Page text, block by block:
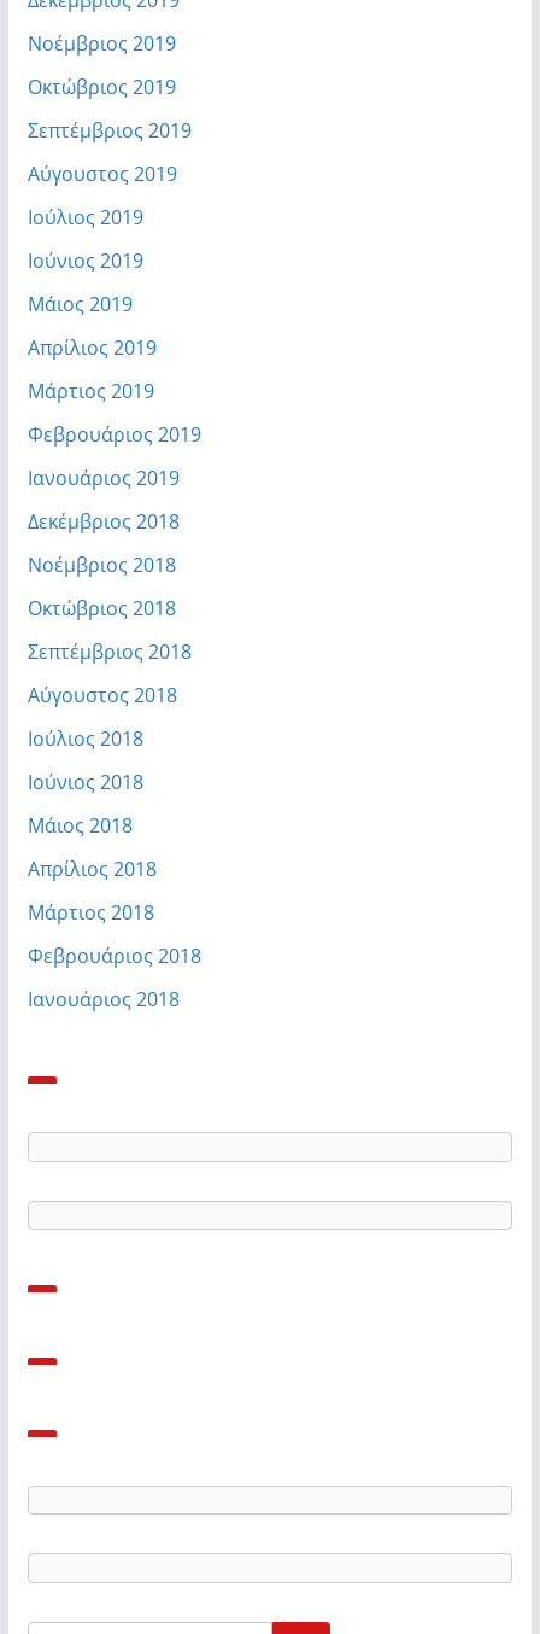
Νοέμβριος 2019
Οκτώβριος 2019
Σεπτέμβριος 2019
Αύγουστος 2019
Ιούλιος 2019
Ιούνιος 2019
Μάιος 2019
Απρίλιος 2019
Μάρτιος 2019
Φεβρουάριος 2019
Ιανουάριος 2019
Δεκέμβριος 2018
Νοέμβριος 2018
Οκτώβριος 2018
Σεπτέμβριος 2018
Αύγουστος 2018
Ιούλιος 2018
Ιούνιος 2018
Μάιος 2018
Απρίλιος 2018
Μάρτιος 2018
Φεβρουάριος 2018
Ιανουάριος 2018